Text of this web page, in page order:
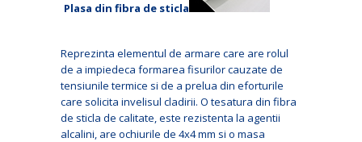
Plasa din fibra de sticla
Reprezinta elementul de armare care are rolul
de a impiedeca formarea fisurilor cauzate de
tensiunile termice si de a prelua din eforturile
care solicita invelisul cladirii. O tesatura din fibra
de sticla de calitate, este rezistenta la agentii
alcalini, are ochiurile de 4x4 mm si o masa